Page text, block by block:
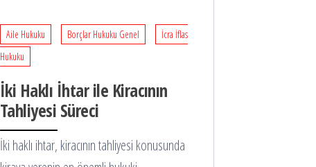
Aile Hukuku Borçlar Hukuku Genel
İcra İflas
Hukuku
İki Haklı İhtar ile Kiracının
Tahliyesi Süreci
İki haklı ihtar, kiracının tahliyesi konusunda